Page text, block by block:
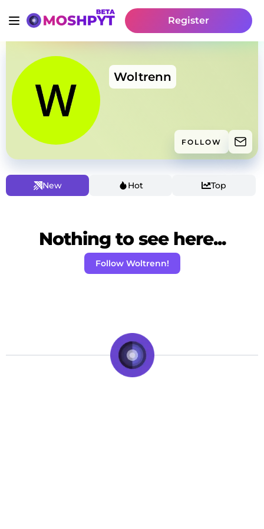
Register
Woltrenn
FOLLOW
New Hot Top
Nothing to see here...
Follow Woltrenn!